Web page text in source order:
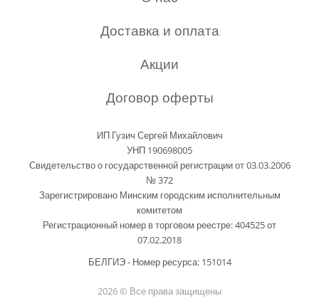
Доставка и оплата
Акции
Договор оферты
ИП Гузич Сергей Михайлович
УНП 190698005
Свидетельство о государственной регистрации от 03.03.2006
№ 372
Зарегистрировано Минским городским исполнительным
комитетом
Регистрационный номер в торговом реестре: 404525 от
07.02.2018
БЕЛГИЭ - Номер ресурса: 151014
2026 © Все права защищены